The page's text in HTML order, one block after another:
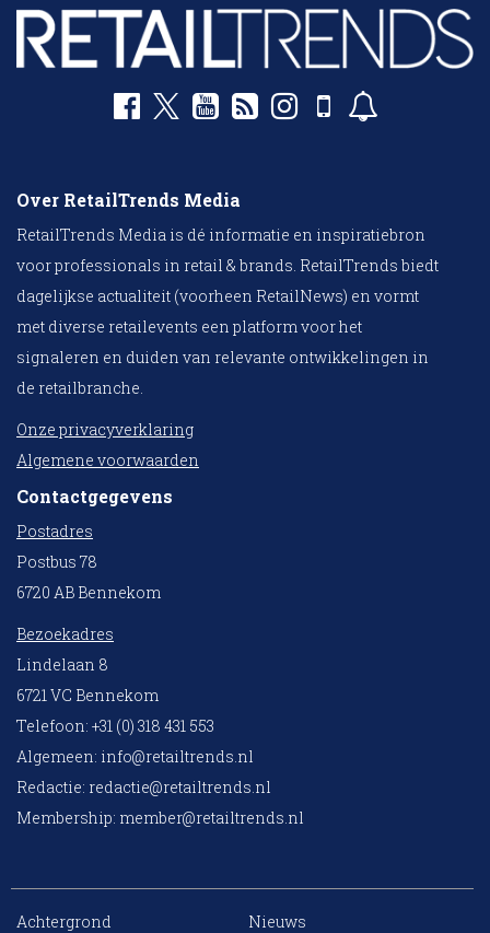
Over RetailTrends Media
RetailTrends Media is dé informatie en inspiratiebron
voor professionals in retail & brands. RetailTrends biedt
dagelijkse actualiteit (voorheen RetailNews) en vormt
met diverse retailevents een platform voor het
signaleren en duiden van relevante ontwikkelingen in
de retailbranche.
Onze privacyverklaring
Algemene voorwaarden
Contactgegevens
Postadres
Postbus 78
6720 AB Bennekom
Bezoekadres
Lindelaan 8
6721 VC Bennekom
Telefoon: +31 (0) 318 431 553
Algemeen: info@retailtrends.nl
Redactie: redactie@retailtrends.nl
Membership: member@retailtrends.nl
Achtergrond Nieuws